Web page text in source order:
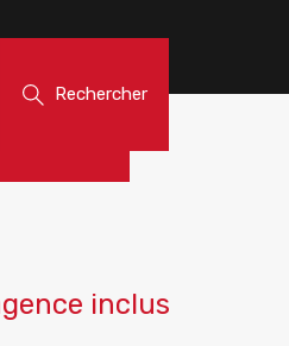
Rechercher
inclus